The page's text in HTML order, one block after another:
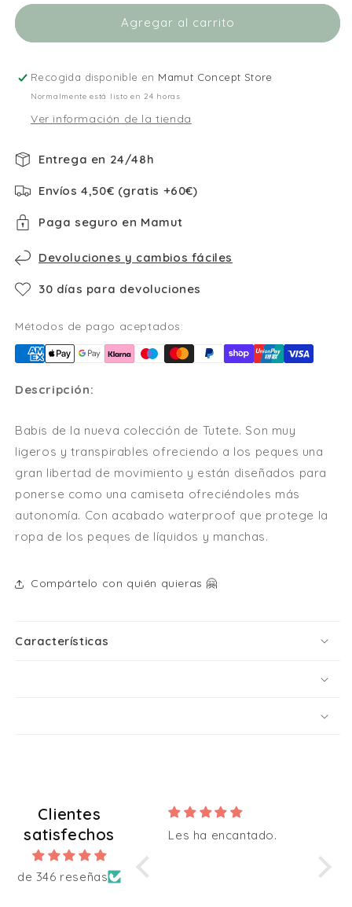
Central
Unicorn
T2
-
Central
Magical
Unicorn
T2
-
Agregar al carrito
Recogida disponible en Mamut Concept Store
Normalmente está listo en 24 horas
Ver información de la tienda
Entrega en 24/48h
Envíos 4,50€ (gratis +60€)
Paga seguro en Mamut
Devoluciones y cambios fáciles
30 días para devoluciones
Métodos de pago aceptados:
Descripción:
Babis de la nueva colección de Tutete. Son muy
ligeros y transpirables ofreciendo a los peques una
gran libertad de movimiento y están diseñados para
ponerse como una camiseta ofreciéndoles más
autonomía. Con acabado waterproof que protege la
ropa de los peques de líquidos y manchas.
Compártelo con quién quieras 🤗
Características
Clientes
satisfechos
de 346 reseñas
Les ha encantado.